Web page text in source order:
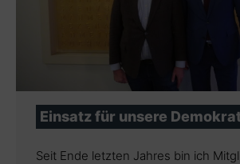
Einsatz für unsere
Seit Ende letzten Jahres bin ich